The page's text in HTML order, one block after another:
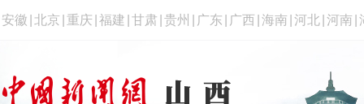
安徽 北京 重庆 福建 甘肃 贵州 广东 广西 海南 河北 河南